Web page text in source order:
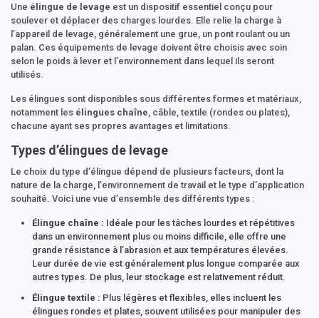
Une élingue de levage est un dispositif essentiel conçu pour
soulever et déplacer des charges lourdes. Elle relie la charge à
l’appareil de levage, généralement une grue, un pont roulant ou un
palan. Ces équipements de levage doivent être choisis avec soin
selon le poids à lever et l’environnement dans lequel ils seront
utilisés.
Les élingues sont disponibles sous différentes formes et matériaux,
notamment les élingues chaîne , câble, textile (rondes ou plates),
chacune ayant ses propres avantages et limitations.
Types d’élingues de levage
Le choix du type d’élingue dépend de plusieurs facteurs, dont la
nature de la charge, l’environnement de travail et le type d’application
souhaité. Voici une vue d’ensemble des différents types :
Élingue chaîne : Idéale pour les tâches lourdes et répétitives
dans un environnement plus ou moins difficile, elle offre une
grande résistance à l’abrasion et aux températures élevées.
Leur durée de vie est généralement plus longue comparée aux
autres types. De plus, leur stockage est relativement réduit.
Élingue textile : Plus légères et flexibles, elles incluent les
élingues rondes et plates, souvent utilisées pour manipuler des